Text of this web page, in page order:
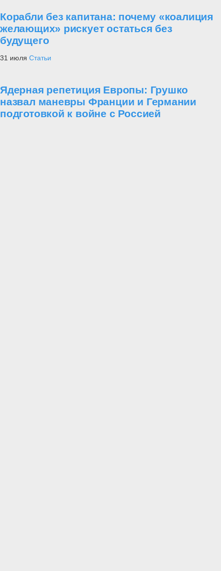
Корабли без капитана: почему «коалиция
желающих» рискует остаться без
будущего
31 июля Статьи
Ядерная репетиция Европы: Грушко
назвал маневры Франции и Германии
подготовкой к войне с Россией